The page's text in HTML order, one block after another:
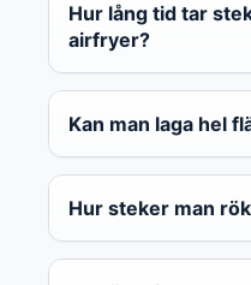
Hur lång tid tar
airfryer?
Kan man laga hel
Hur steker man